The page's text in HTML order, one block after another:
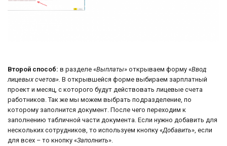
Второй способ: в разделе «Выплаты» открываем форму «Ввод
лицевых счетов». В открывшейся форме выбираем зарплатный
проект и месяц, с которого будут действовать лицевые счета
работников. Так же мы можем выбрать подразделение, по
которому заполнится документ. После чего переходим к
заполнению табличной части документа. Если нужно добавить для
нескольких сотрудников, то используем кнопку «Добавить», если
для всех – то кнопку «Заполнить».